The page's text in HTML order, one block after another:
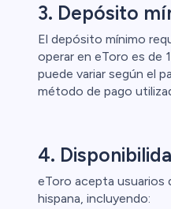
3. Depósito
El depósito mínimo
operar en eToro es de
puede variar según el
método de pago
4.
eToro acepta usuarios
hispana, incluyendo: